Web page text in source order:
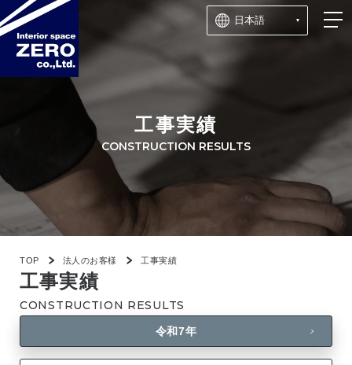
工事実績
CONSTRUCTION RESULTS
TOP 法人のお客様 工事実績
工事実績
CONSTRUCTION RESULTS
令和7年